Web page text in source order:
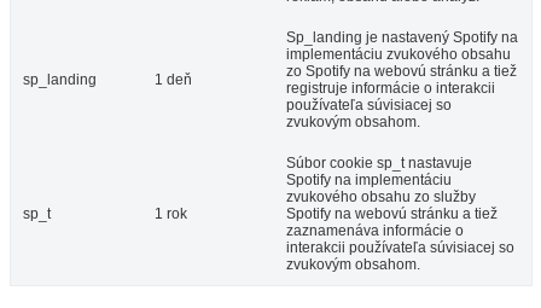
sp_landing 1 deň
Sp_landing je nastavený Spotify na
implementáciu zvukového obsahu
zo Spotify na webovú stránku a tiež
registruje informácie o interakcii
používateľa súvisiacej so
zvukovým obsahom.
sp_t 1 rok
Súbor cookie sp_t nastavuje
Spotify na implementáciu
zvukového obsahu zo služby
Spotify na webovú stránku a tiež
zaznamenáva informácie o
interakcii používateľa súvisiacej so
zvukovým obsahom.